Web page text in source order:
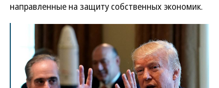
направленные на защиту собственных экономик.